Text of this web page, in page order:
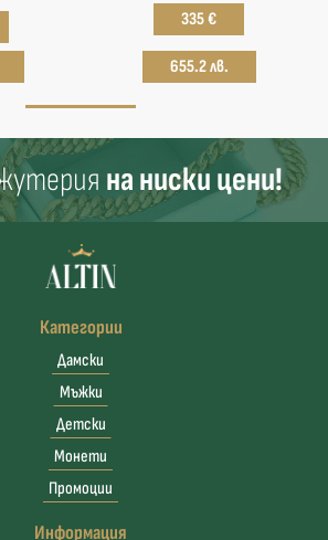
335 €
655.2 лв.
на ниски цени!
Категории
Дамски
Мъжки
Детски
Монети
Промоции
Информация